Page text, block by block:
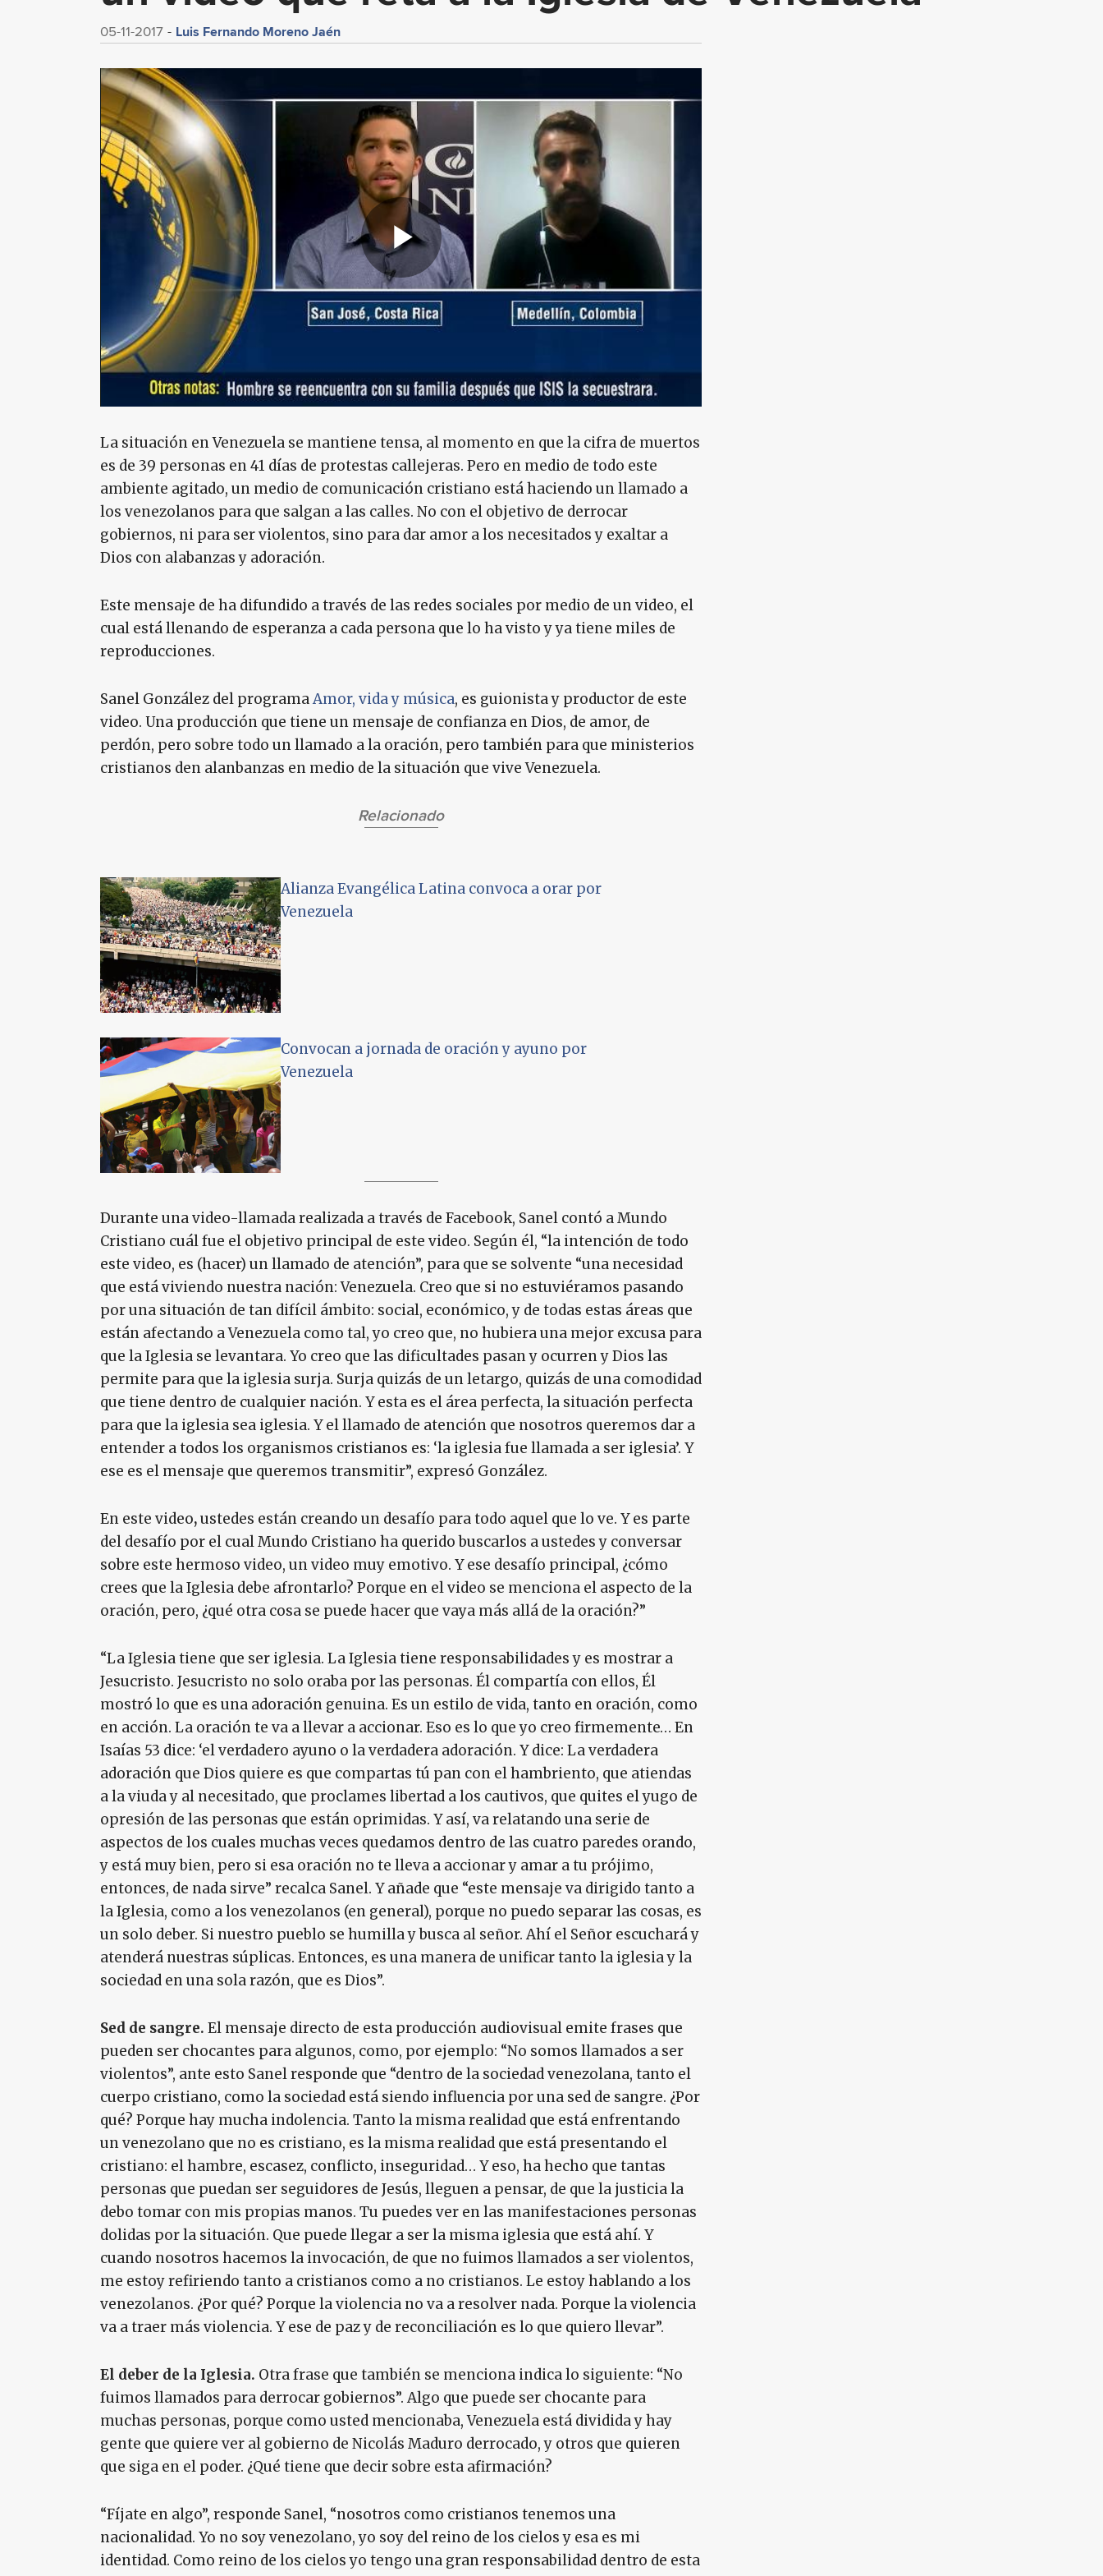
05-11-2017 Luis Fernando Moreno Jaén
La situación en Venezuela se mantiene tensa, al momento en que la cifra de muertos
es de 39 personas en 41 días de protestas callejeras. Pero en medio de todo este
ambiente agitado, un medio de comunicación cristiano está haciendo un llamado a
los venezolanos para que salgan a las calles. No con el objetivo de derrocar
gobiernos, ni para ser violentos, sino para dar amor a los necesitados y exaltar a
Dios con alabanzas y adoración.
Este mensaje de ha difundido a través de las redes sociales por medio de un video, el
cual está llenando de esperanza a cada persona que lo ha visto y ya tiene miles de
reproducciones.
Sanel González del programaAmor, vida y música, es guionista y productor de este
video. Una producción que tiene un mensaje de confianza en Dios, de amor, de
perdón, pero sobre todo un llamado a la oración, pero también para que ministerios
cristianos den alanbanzas en medio de la situación que vive Venezuela.
Relacionado
Alianza Evangélica Latina convoca a orar por
Venezuela
Convocan a jornada de oración y ayuno por
Venezuela
Durante una video-llamada realizada a través de Facebook, Sanel contó a Mundo
Cristiano cuál fue el objetivo principal de este video. Según él, “la intención de todo
este video, es (hacer) un llamado de atención”, para que se solvente “una necesidad
que está viviendo nuestra nación: Venezuela. Creo que si no estuviéramos pasando
por una situación de tan difícil ámbito: social, económico, y de todas estas áreas que
están afectando a Venezuela como tal, yo creo que, no hubiera una mejor excusa para
que la Iglesia se levantara. Yo creo que las dificultades pasan y ocurren y Dios las
permite para que la iglesia surja. Surja quizás de un letargo, quizás de una comodidad
que tiene dentro de cualquier nación. Y esta es el área perfecta, la situación perfecta
para que la iglesia sea iglesia. Y el llamado de atención que nosotros queremos dar a
entender a todos los organismos cristianos es: ‘la iglesia fue llamada a ser iglesia’. Y
ese es el mensaje que queremos transmitir”, expresó González.
En este video,ustedes están creando un desafío para todo aquel que lo ve. Y es parte
del desafío por el cual Mundo Cristiano ha querido buscarlos a ustedes y conversar
sobre este hermoso video, un video muy emotivo. Y ese desafío principal, ¿cómo
crees que la Iglesia debe afrontarlo? Porque en el video se menciona el aspecto de la
oración, pero, ¿qué otra cosa se puede hacer que vaya más allá de la oración?”
“La Iglesia tiene que ser iglesia. La Iglesia tiene responsabilidades y es mostrar a
Jesucristo. Jesucristo no solo oraba por las personas. Él compartía con ellos, Él
mostró lo que es una adoración genuina. Es un estilo de vida, tanto en oración, como
en acción. La oración te va a llevar a accionar. Eso es lo que yo creo firmemente… En
Isaías 53 dice: ‘el verdadero ayuno o la verdadera adoración. Y dice: La verdadera
adoración que Dios quiere es que compartas tú pan con el hambriento, que atiendas
a la viuda y al necesitado, que proclames libertad a los cautivos, que quites el yugo de
opresión de las personas que están oprimidas. Y así, va relatando una serie de
aspectos de los cuales muchas veces quedamos dentro de las cuatro paredes orando,
y está muy bien, pero si esa oración no te lleva a accionar y amar a tu prójimo,
entonces, de nada sirve” recalca Sanel. Y añade que “este mensaje va dirigido tanto a
la Iglesia, como a los venezolanos (en general), porque no puedo separar las cosas, es
un solo deber. Si nuestro pueblo se humilla y busca al señor. Ahí el Señor escuchará y
atenderá nuestras súplicas. Entonces, es una manera de unificar tanto la iglesia y la
sociedad en una sola razón, que es Dios”.
Sed de sangre. El mensaje directo de esta producción audiovisual emite frases que
pueden ser chocantes para algunos, como, por ejemplo: “No somos llamados a ser
violentos”, ante esto Sanel responde que “dentro de la sociedad venezolana, tanto el
cuerpo cristiano, como la sociedad está siendo influencia por una sed de sangre. ¿Por
qué? Porque hay mucha indolencia. Tanto la misma realidad que está enfrentando
un venezolano que no es cristiano, es la misma realidad que está presentando el
cristiano: el hambre, escasez, conflicto, inseguridad… Y eso, ha hecho que tantas
personas que puedan ser seguidores de Jesús, lleguen a pensar, de que la justicia la
debo tomar con mis propias manos. Tu puedes ver en las manifestaciones personas
dolidas por la situación. Que puede llegar a ser la misma iglesia que está ahí. Y
cuando nosotros hacemos la invocación, de que no fuimos llamados a ser violentos,
me estoy refiriendo tanto a cristianos como a no cristianos. Le estoy hablando a los
venezolanos. ¿Por qué? Porque la violencia no va a resolver nada. Porque la violencia
va a traer más violencia. Y ese de paz y de reconciliación es lo que quiero llevar”.
El deber de la Iglesia. Otra frase que también se menciona indica lo siguiente: “No
fuimos llamados para derrocar gobiernos”. Algo que puede ser chocante para
muchas personas, porque como usted mencionaba, Venezuela está dividida y hay
gente que quiere ver al gobierno de Nicolás Maduro derrocado, y otros que quieren
que siga en el poder. ¿Qué tiene que decir sobre esta afirmación?
“Fíjate en algo”, responde Sanel, “nosotros como cristianos tenemos una
nacionalidad. Yo no soy venezolano, yo soy del reino de los cielos y esa es mi
identidad. Como reino de los cielos yo tengo una gran responsabilidad dentro de esta